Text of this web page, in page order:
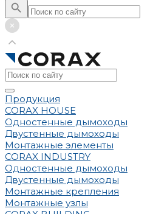
Продукция
CORAX HOUSE
Одностенные дымоходы
Двустенные дымоходы
Монтажные элементы
CORAX INDUSTRY
Одностенные дымоходы
Двустенные дымоходы
Монтажные крепления
Монтажные узлы